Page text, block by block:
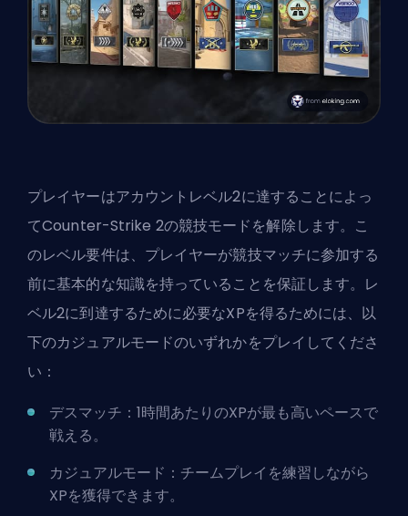
プレイヤーはアカウントレベル2に達することによっ
てCounter-Strike 2の競技モードを解除します。こ
のレベル要件は、プレイヤーが競技マッチに参加する
前に基本的な知識を持っていることを保証します。レ
ベル2に到達するために必要なXPを得るためには、以
下のカジュアルモードのいずれかをプレイしてくださ
い：
デスマッチ：1時間あたりのXPが最も高いペースで
戦える。
カジュアルモード：チームプレイを練習しながら
XPを獲得できます。